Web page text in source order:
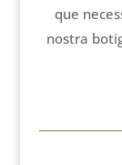
que
nostra